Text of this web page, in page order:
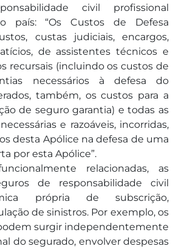
civil profissional
país: “Os Custos de Defesa
custas judiciais, encargos,
de assistentes técnicos e
recursais (incluindo os custos de
necessários à defesa do
também, os custos para a
de seguro garantia) e todas as
e razoáveis, incorridas,
desta Apólice na defesa de uma
por esta Apólice”.
relacionadas, as
de responsabilidade civil
própria de subscrição,
de sinistros. Por exemplo, os
surgir independentemente
do segurado, envolver despesas